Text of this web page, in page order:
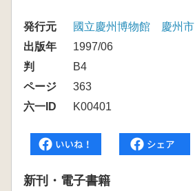
発行元
國立慶州博物館 慶州市
出版年
1997/06
判
B4
ページ
363
六一ID
K00401
新刊・電子書籍